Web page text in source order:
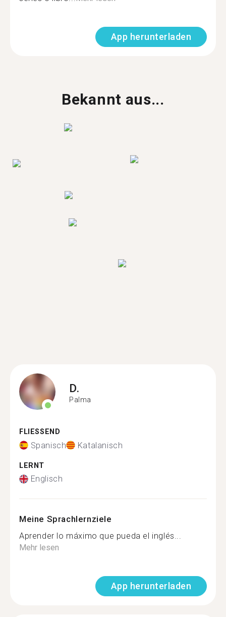
App herunterladen
Bekannt aus...
D.
Palma
FLIESSEND
Spanisch Katalanisch
LERNT
Englisch
Meine Sprachlernziele
Aprender lo máximo que pueda el inglés...
Mehr lesen
App herunterladen